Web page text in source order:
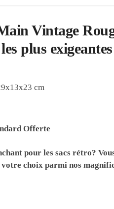
Vintage
plus
cm
Offerte
pour les sacs rétro?
choix parmi nos